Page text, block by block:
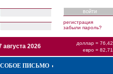
регистрация
забыли пароль?
доллар = 76,42
евро = 82,71
августа 2026
ПИСЬМО